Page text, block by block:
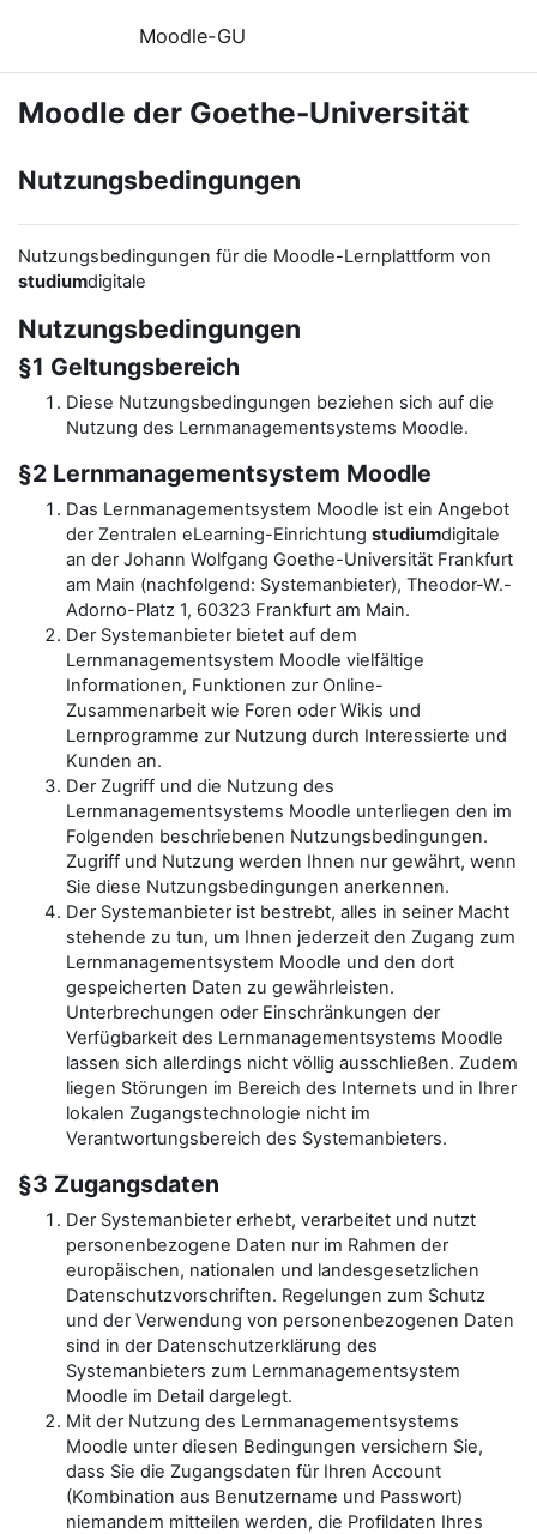
Moodle-GU
Moodle der Goethe-Universität
Nutzungsbedingungen
Nutzungsbedingungen für die Moodle-Lernplattform von
studiumdigitale
Nutzungsbedingungen
§1 Geltungsbereich
Diese Nutzungsbedingungen beziehen sich auf die
Nutzung des Lernmanagementsystems Moodle.
§2 Lernmanagementsystem Moodle
Das Lernmanagementsystem Moodle ist ein Angebot
der Zentralen eLearning-Einrichtung studiumdigitale
an der Johann Wolfgang Goethe-Universität Frankfurt
am Main (nachfolgend: Systemanbieter), Theodor-W.-
Adorno-Platz 1, 60323 Frankfurt am Main.
Der Systemanbieter bietet auf dem
Lernmanagementsystem Moodle vielfältige
Informationen, Funktionen zur Online-
Zusammenarbeit wie Foren oder Wikis und
Lernprogramme zur Nutzung durch Interessierte und
Kunden an.
Der Zugriff und die Nutzung des
Lernmanagementsystems Moodle unterliegen den im
Folgenden beschriebenen Nutzungsbedingungen.
Zugriff und Nutzung werden Ihnen nur gewährt, wenn
Sie diese Nutzungsbedingungen anerkennen.
Der Systemanbieter ist bestrebt, alles in seiner Macht
stehende zu tun, um Ihnen jederzeit den Zugang zum
Lernmanagementsystem Moodle und den dort
gespeicherten Daten zu gewährleisten.
Unterbrechungen oder Einschränkungen der
Verfügbarkeit des Lernmanagementsystems Moodle
lassen sich allerdings nicht völlig ausschließen. Zudem
liegen Störungen im Bereich des Internets und in Ihrer
lokalen Zugangstechnologie nicht im
Verantwortungsbereich des Systemanbieters.
§3 Zugangsdaten
Der Systemanbieter erhebt, verarbeitet und nutzt
personenbezogene Daten nur im Rahmen der
europäischen, nationalen und landesgesetzlichen
Datenschutzvorschriften. Regelungen zum Schutz
und der Verwendung von personenbezogenen Daten
sind in der Datenschutzerklärung des
Systemanbieters zum Lernmanagementsystem
Moodle im Detail dargelegt.
Mit der Nutzung des Lernmanagementsystems
Moodle unter diesen Bedingungen versichern Sie,
dass Sie die Zugangsdaten für Ihren Account
(Kombination aus Benutzername und Passwort)
niemandem mitteilen werden, die Profildaten Ihres